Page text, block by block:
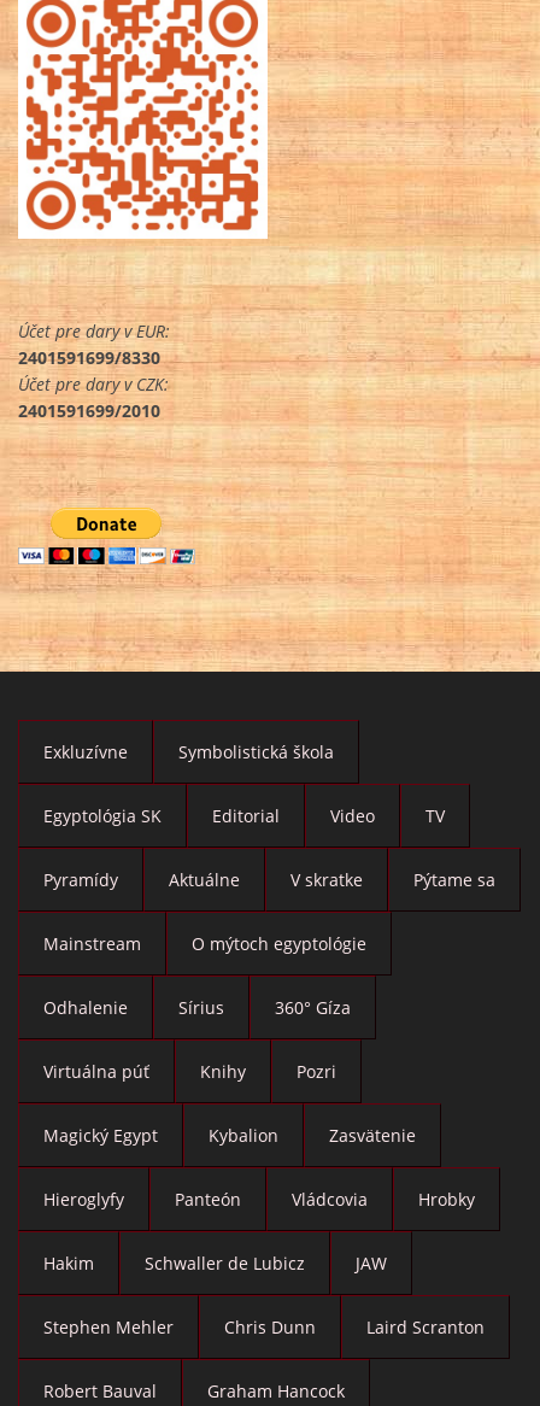
Účet pre dary v EUR:
2401591699/8330
Účet pre dary v CZK:
2401591699/2010
Exkluzívne Symbolistická škola
Egyptológia SK Editorial Video TV
Pyramídy Aktuálne V skratke Pýtame sa
Mainstream O mýtoch egyptológie
Odhalenie Sírius 360° Gíza
Virtuálna púť Knihy Pozri
Magický Egypt Kybalion Zasvätenie
Hieroglyfy Panteón Vládcovia Hrobky
Hakim Schwaller de Lubicz JAW
Stephen Mehler Chris Dunn Laird Scranton
Robert Bauval Graham Hancock